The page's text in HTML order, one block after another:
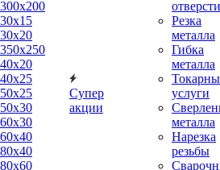
Супер
акции
Резка
металла
Гибка
металла
услуги
металла
Нарезка
резьбы